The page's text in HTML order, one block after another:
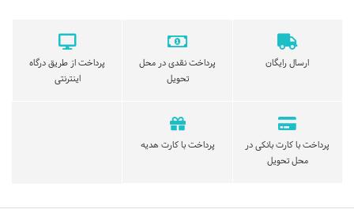
ارسال رایگان
پرداخت نقدی در محل
تحویل
پرداخت از طریق درگاه
اینترنتی
پرداخت با کارت بانکی در
محل تحویل
پرداخت با کارت هدیه